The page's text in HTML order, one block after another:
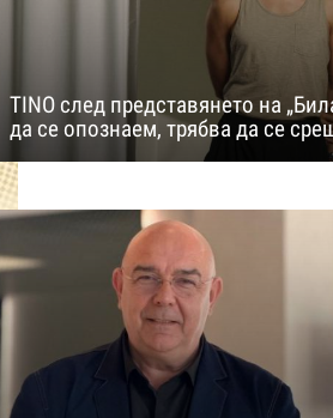
TINO след представянето на
да се опознаем, трябва да се